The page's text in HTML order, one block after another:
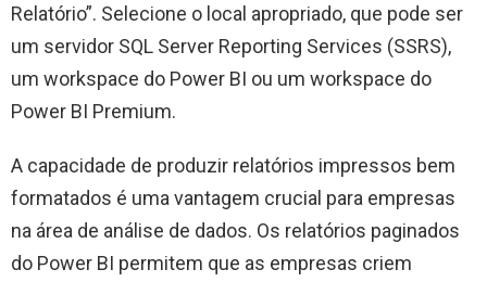
Relatório”. Selecione o local apropriado, que pode ser
um servidor SQL Server Reporting Services (SSRS),
um workspace do Power BI ou um workspace do
Power BI Premium.
A capacidade de produzir relatórios impressos bem
formatados é uma vantagem crucial para empresas
na área de análise de dados. Os relatórios paginados
do Power BI permitem que as empresas criem